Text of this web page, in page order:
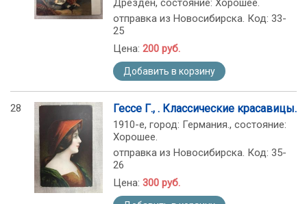
Дрезден, состояние: Хорошее.
отправка из Новосибирска. Код: 33-
25
Цена: 200 руб.
Добавить в корзину
28 Гессе Г., . Классические красавицы.
1910-е, город: Германия., состояние:
Хорошее.
отправка из Новосибирска. Код: 35-
26
Цена: 300 руб.